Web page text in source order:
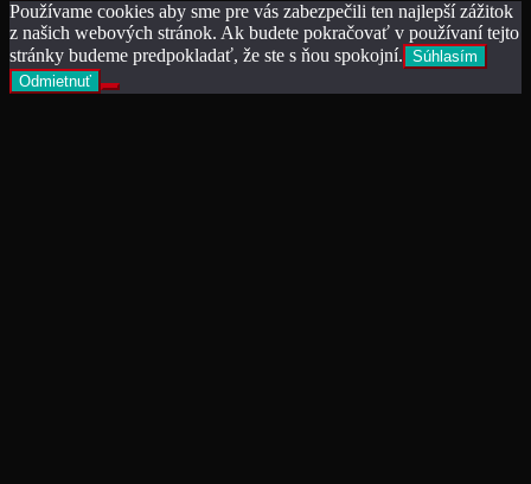
Používame cookies aby sme pre vás zabezpečili ten najlepší zážitok
z našich webových stránok. Ak budete pokračovať v používaní tejto
stránky budeme predpokladať, že ste s ňou spokojní. Súhlasím
Odmietnuť